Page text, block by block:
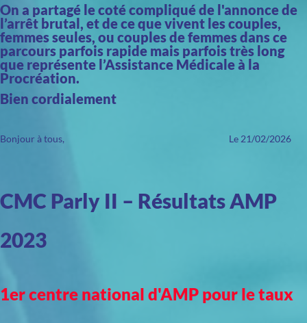
On a partagé le coté compliqué de l'annonce de
l’arrêt brutal, et de ce que vivent les couples,
femmes seules, ou couples de femmes dans ce
parcours parfois rapide mais parfois très long
que représente l’Assistance Médicale à la
Procréation.
Bien cordialement
Bonjour à tous, Le 21/02/2026
CMC Parly II – Résultats AMP
2023
1er centre national d'AMP pour le taux